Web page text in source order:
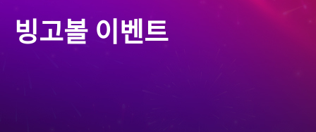
GM노트
빙고볼 이벤트